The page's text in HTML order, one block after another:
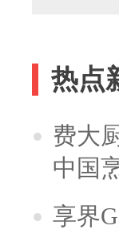
热点
费大
中国
享界